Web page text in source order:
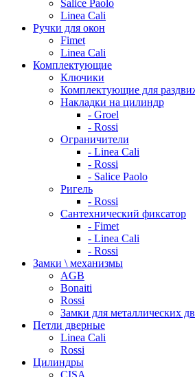
Salice Paolo
Linea Cali
Ручки для окон
Fimet
Linea Cali
Комплектующие
Ключики
Комплектующие для
Накладки на цилиндр
- Groel
- Rossi
Ограничители
- Linea Cali
- Rossi
- Salice Paolo
Ригель
- Rossi
Сантехнический фиксатор
- Fimet
- Linea Cali
- Rossi
Замки \ механизмы
AGB
Bonaiti
Rossi
Замки для металлических
Петли дверные
Linea Cali
Rossi
Цилиндры
CISA